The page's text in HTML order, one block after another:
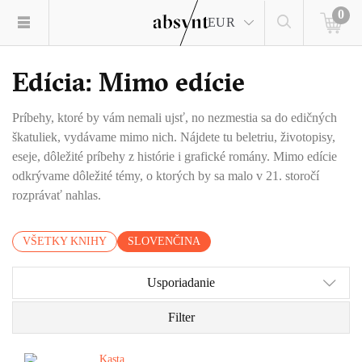
EUR
0
Edícia: Mimo edície
Príbehy, ktoré by vám nemali ujsť, no nezmestia sa do edičných
škatuliek, vydávame mimo nich. Nájdete tu beletriu, životopisy,
eseje, dôležité príbehy z histórie i grafické romány. Mimo edície
odkrývame dôležité témy, o ktorých by sa malo v 21. storočí
rozprávať nahlas.
VŠETKY KNIHY SLOVENČINA
Usporiadanie
Filter